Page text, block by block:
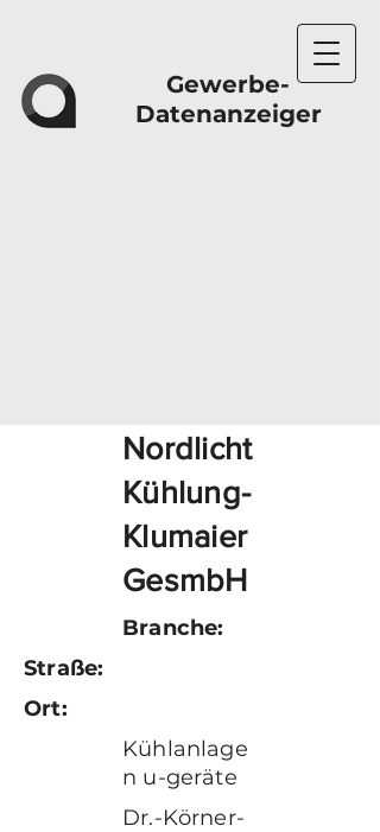
Gewerbe-
Datenanzeiger
Nordlicht
Kühlung-
Klumaier
GesmbH
Branche:
Straße:
Ort:
Kühlanlage
n u-geräte
Dr.-Körner-